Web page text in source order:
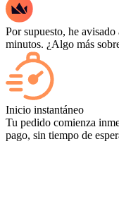
Por supuesto, he
minutos. ¿Algo más
Sí, cada partida aparece
y si quieres ver las
compra.
Inicio instantáneo
Tu pedido comienza
pago, sin tiempo de